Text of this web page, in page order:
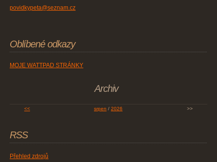
povidkypeta@seznam.cz
Oblíbené odkazy
MOJE WATTPAD STRÁNKY
Archiv
<< srpen / 2026 >>
RSS
Přehled zdrojů